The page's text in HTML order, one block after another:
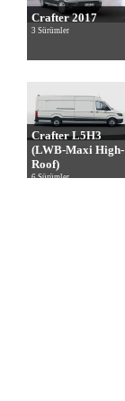
Crafter 2017
3 Sürümler
Crafter L5H3
(LWB-Maxi High-
Roof)
6 Sürümler